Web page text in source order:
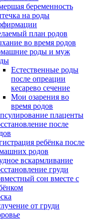
беременность
на роды
план родов
во время родов
роды и муж
Естественные роды
после опреации
кесарево сечение
Мои озарения во
время родов
плаценты
после
ребёнка после
родов
вскармливание
груди
сон вместе с
от груди